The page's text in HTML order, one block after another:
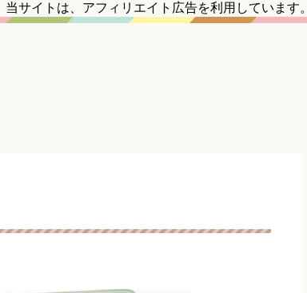
当サイトは、アフィリエイト広告を利用しています。